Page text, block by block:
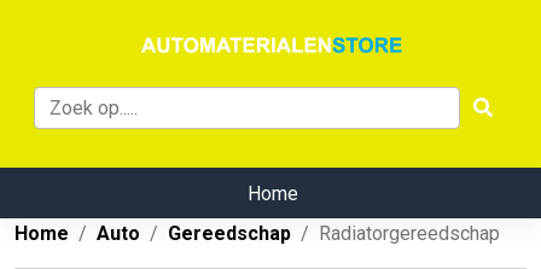
Home
Home
Auto Gereedschap Radiatorgereedschap